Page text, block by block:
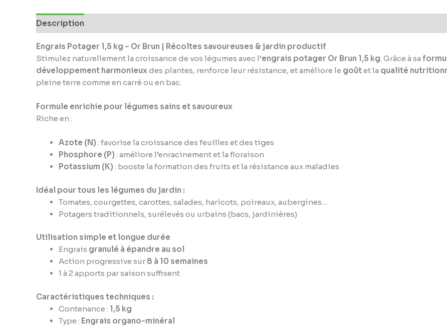
Description
Engrais Potager 1,5 kg – Or Brun | Récoltes savoureuses & jardin productif
Stimulez naturellement la croissance de vos légumes avec l’engrais potager Or Brun 1,5 kg. Grâce à sa
développement harmonieuxdes plantes, renforce leur résistance, et améliore le goûtet la qualité
pleine terre comme en carré ou en bac.
Formule enrichie pour légumes sains et savoureux
Riche en :
Azote (N) : favorise la croissance des feuilles et des tiges
Phosphore (P) : améliore l’enracinement et la floraison
Potassium (K) : booste la formation des fruits et la résistance aux maladies
Idéal pour tous les légumes du jardin :
Tomates, courgettes, carottes, salades, haricots, poireaux, aubergines…
Potagers traditionnels, surélevés ou urbains (bacs, jardinières)
Utilisation simple et longue durée
Engrais granulé à épandre au sol
Action progressive sur 8 à 10 semaines
1 à 2 apports par saison suffisent
Caractéristiques techniques :
Contenance : 1,5 kg
Type : Engrais organo-minéral